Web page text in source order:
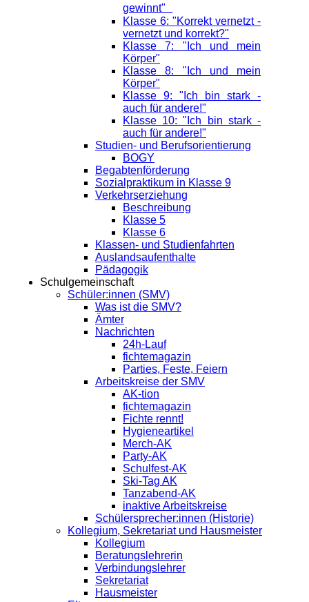
gewinnt"
Klasse 6: "Korrekt vernetzt -
vernetzt und korrekt?"
Klasse 7: "Ich und mein
Körper"
Klasse 8: "Ich und mein
Körper"
Klasse 9: "Ich bin stark -
auch für andere!"
Klasse 10: "Ich bin stark -
auch für andere!"
Studien- und Berufsorientierung
BOGY
Begabtenförderung
Sozialpraktikum in Klasse 9
Verkehrserziehung
Beschreibung
Klasse 5
Klasse 6
Klassen- und Studienfahrten
Auslandsaufenthalte
Pädagogik
Schulgemeinschaft
Schüler:innen (SMV)
Was ist die SMV?
Ämter
Nachrichten
24h-Lauf
fichtemagazin
Parties, Feste, Feiern
Arbeitskreise der SMV
AK-tion
fichtemagazin
Fichte rennt!
Hygieneartikel
Merch-AK
Party-AK
Schulfest-AK
Ski-Tag AK
Tanzabend-AK
inaktive Arbeitskreise
Schülersprecher:innen (Historie)
Kollegium, Sekretariat und Hausmeister
Kollegium
Beratungslehrerin
Verbindungslehrer
Sekretariat
Hausmeister